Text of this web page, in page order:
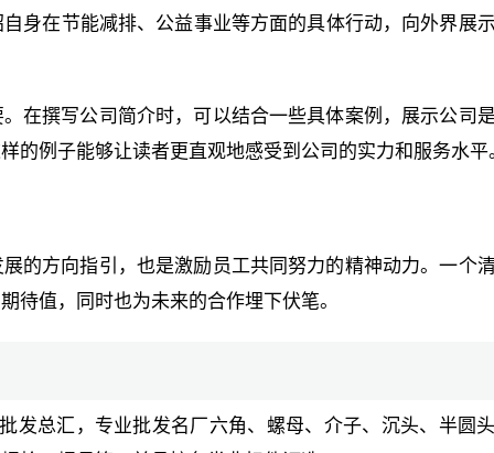
身在节能减排、公益事业等方面的具体行动，向外界展
在撰写公司简介时，可以结合一些具体案例，展示公司
的例子能够让读者更直观地感受到公司的实力和服务水平
的方向指引，也是激励员工共同努力的精神动力。一个
待值，同时也为未来的合作埋下伏笔。
发总汇，专业批发名厂六角、螺母、介子、沉头、半圆